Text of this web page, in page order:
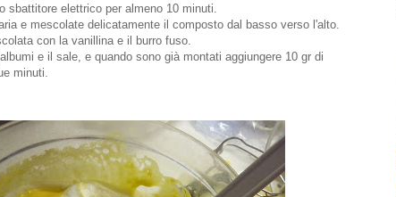
sbattitore elettrico per almeno 10 minuti.
e mescolate delicatamente il composto dal basso verso l'alto.
con la vanillina e il burro fuso.
e il sale, e quando sono già montati aggiungere 10 gr di
minuti.